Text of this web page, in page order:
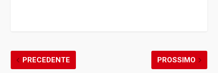
PRECEDENTE PROSSIMO